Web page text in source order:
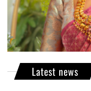
Latest news